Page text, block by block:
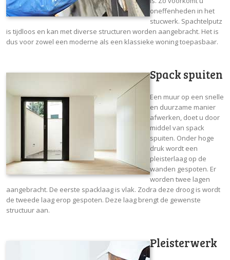
oneffenheden in het
stucwerk. Spachtelputz
is tijdloos en kan met diverse structuren worden aangebracht. Het is
dus voor zowel een moderne als een klassieke woning toepasbaar.
Spack spuiten
Een muur op een snelle
en duurzame manier
afwerken, doet u door
middel van spack
spuiten. Onder hoge
druk wordt een
pleisterlaag op de
wanden gespoten. Er
worden twee lagen
aangebracht. De eerste spacklaag is vlak. Zodra deze droog is wordt
de tweede laag erop gespoten. Deze laag brengt de gewenste
structuur aan.
Pleisterwerk